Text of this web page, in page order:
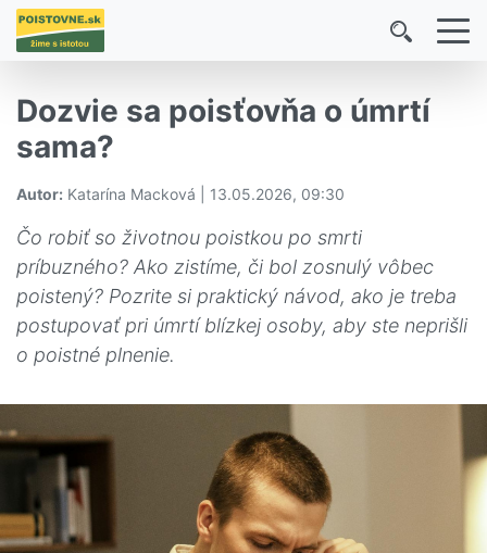
Dozvie sa poisťovňa o úmrtí
sama?
Autor: Katarína Macková | 13.05.2026, 09:30
Čo robiť so životnou poistkou po smrti
príbuzného? Ako zistíme, či bol zosnulý vôbec
poistený? Pozrite si praktický návod, ako je treba
postupovať pri úmrtí blízkej osoby, aby ste neprišli
o poistné plnenie.